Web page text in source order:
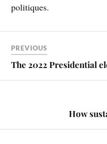
politiques.
PREVIOUS
The 2022 Presidential
How